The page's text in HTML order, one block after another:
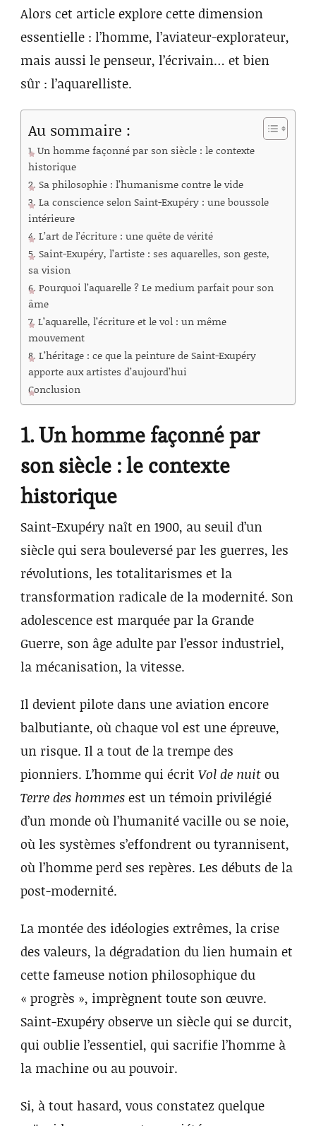
Alors cet article explore cette dimension
essentielle : l’homme, l’aviateur-explorateur,
mais aussi le penseur, l’écrivain… et bien
sûr : l’aquarelliste.
Au sommaire :
1. Un homme façonné par son siècle : le contexte
historique
2. Sa philosophie : l’humanisme contre le vide
3. La conscience selon Saint-Exupéry : une boussole
intérieure
4. L’art de l’écriture : une quête de vérité
5. Saint-Exupéry, l’artiste : ses aquarelles, son geste,
sa vision
6. Pourquoi l’aquarelle ? Le medium parfait pour son
âme
7. L’aquarelle, l’écriture et le vol : un même
mouvement
8. L’héritage : ce que la peinture de Saint-Exupéry
apporte aux artistes d’aujourd’hui
Conclusion
1. Un homme façonné par
son siècle : le contexte
historique
Saint-Exupéry naît en 1900, au seuil d’un
siècle qui sera bouleversé par les guerres, les
révolutions, les totalitarismes et la
transformation radicale de la modernité. Son
adolescence est marquée par la Grande
Guerre, son âge adulte par l’essor industriel,
la mécanisation, la vitesse.
Il devient pilote dans une aviation encore
balbutiante, où chaque vol est une épreuve,
un risque. Il a tout de la trempe des
pionniers. L’homme qui écrit Vol de nuitou
Terre des hommesest un témoin privilégié
d’un monde où l’humanité vacille ou se noie,
où les systèmes s’effondrent ou tyrannisent,
où l’homme perd ses repères. Les débuts de la
post-modernité.
La montée des idéologies extrêmes, la crise
des valeurs, la dégradation du lien humain et
cette fameuse notion philosophique du
« progrès », imprègnent toute son œuvre.
Saint-Exupéry observe un siècle qui se durcit,
qui oublie l’essentiel, qui sacrifie l’homme à
la machine ou au pouvoir.
Si, à tout hasard, vous constatez quelque